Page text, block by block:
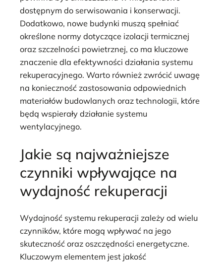
dostępnym do serwisowania i konserwacji.
Dodatkowo, nowe budynki muszą spełniać
określone normy dotyczące izolacji termicznej
oraz szczelności powietrznej, co ma kluczowe
znaczenie dla efektywności działania systemu
rekuperacyjnego. Warto również zwrócić uwagę
na konieczność zastosowania odpowiednich
materiałów budowlanych oraz technologii, które
będą wspierały działanie systemu
wentylacyjnego.
Jakie są najważniejsze
czynniki wpływające na
wydajność rekuperacji
Wydajność systemu rekuperacji zależy od wielu
czynników, które mogą wpływać na jego
skuteczność oraz oszczędności energetyczne.
Kluczowym elementem jest jakość